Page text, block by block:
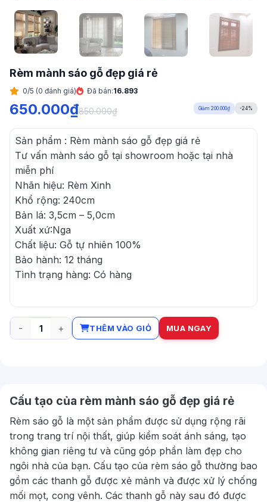
Rèm mành sáo gỗ đẹp giá rẻ
0/5 (0 đánh giá) Đã bán:16.893
650.000₫850.000₫ Giảm 200.000₫ -24%
Sản phẩm : Rèm mành sáo gỗ đẹp giá rẻ
Tư vấn mành sáo gỗ tại showroom hoặc tại nhà
miễn phí
Nhãn hiệu: Rèm Xinh
Khổ rộng: 240cm
Bản lá: 3,5cm – 5,0cm
Xuất xứ:Nga
Chất liệu: Gỗ tự nhiên 100%
Bảo hành: 12 tháng
Tình trạng hàng: Có hàng
Rèm mành sáo gỗ đẹp giá rẻ số lượng
THÊM VÀO GIỎ MUA NGAY
Cấu tạo của rèm mành sáo gỗ đẹp giá rẻ
Rèm sáo gỗ là một sản phẩm được sử dụng rộng rãi
trong trang trí nội thất, giúp kiểm soát ánh sáng, tạo
không gian riêng tư và cũng góp phần làm đẹp cho
ngôi nhà của bạn. Cấu tạo của rèm sáo gỗ thường bao
gồm các thanh gỗ được xẻ mảnh và được xử lý chống
mối mọt, cong vênh. Các thanh gỗ này sau đó được